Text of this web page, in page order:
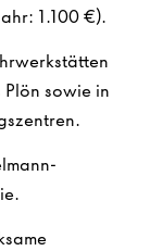
1.100 €).
Plön sowie in